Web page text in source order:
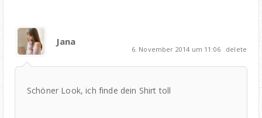
Jana
6. November 2014 um 11:06 delete
Schöner Look, ich finde dein Shirt toll